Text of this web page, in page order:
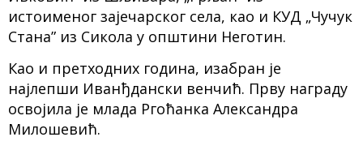
истоименог зајечарског села, као и КУД „Чучук
Стана” из Сикола у општини Неготин.
Као и претходних година, изабран је
најлепши Иванђдански венчић. Прву награду
освојила је млада Ргоћанка Александра
Милошевић.